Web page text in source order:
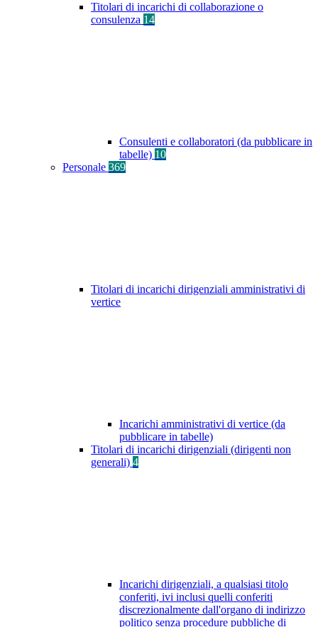
Titolari di incarichi di collaborazione o
consulenza 14
Consulenti e collaboratori (da pubblicare in
tabelle) 10
Personale 369
Titolari di incarichi dirigenziali amministrativi di
vertice
Incarichi amministrativi di vertice (da
pubblicare in tabelle)
Titolari di incarichi dirigenziali (dirigenti non
generali) 4
Incarichi dirigenziali, a qualsiasi titolo
conferiti, ivi inclusi quelli conferiti
discrezionalmente dall'organo di indirizzo
politico senza procedure pubbliche di